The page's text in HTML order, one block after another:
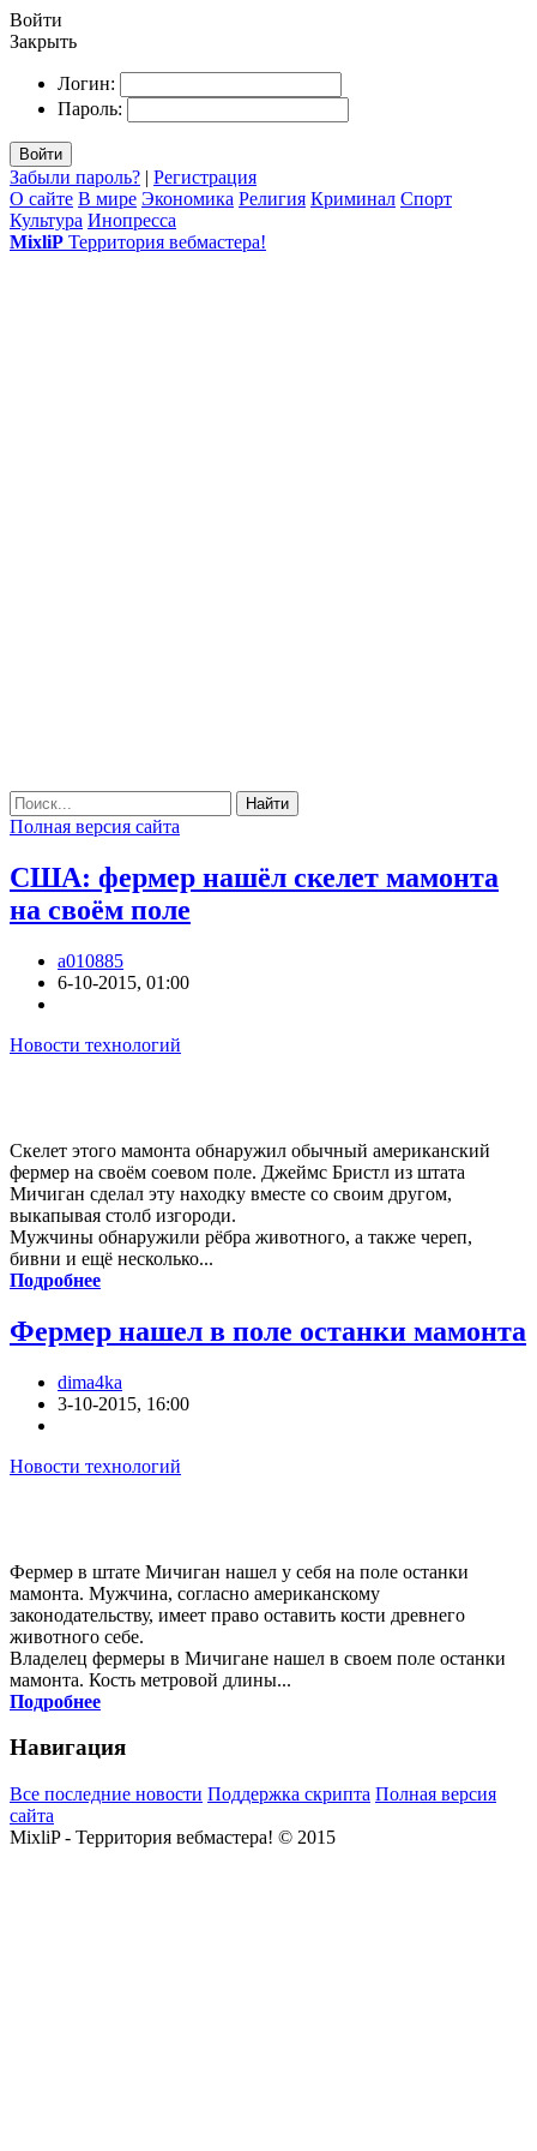
Войти
Закрыть
Логин:
Пароль:
Войти
Забыли пароль? | Регистрация
О сайте В мире Экономика Религия Криминал Спорт
Культура Инопресса
MixliP Территория вебмастера!
Найти
Полная версия сайта
США: фермер нашёл скелет мамонта
на своём поле
a010885
6-10-2015, 01:00
Новости технологий
Скелет этого мамонта обнаружил обычный американский
фермер на своём соевом поле. Джеймс Бристл из штата
Мичиган сделал эту находку вместе со своим другом,
выкапывая столб изгороди.
Мужчины обнаружили рёбра животного, а также череп,
бивни и ещё несколько...
Подробнее
Фермер нашел в поле останки мамонта
dima4ka
3-10-2015, 16:00
Новости технологий
Фермер в штате Мичиган нашел у себя на поле останки
мамонта. Мужчина, согласно американскому
законодательству, имеет право оставить кости древнего
животного себе.
Владелец фермеры в Мичигане нашел в своем поле останки
мамонта. Кость метровой длины...
Подробнее
Навигация
Все последние новости Поддержка скрипта Полная версия
сайта
MixliP - Территория вебмастера! © 2015